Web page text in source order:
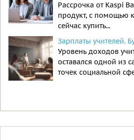
Рассрочка от Kaspi
продукт, с помощью
сейчас купить...
Зарплаты учителей.
Уровень доходов
оставался одной из
точек социальной